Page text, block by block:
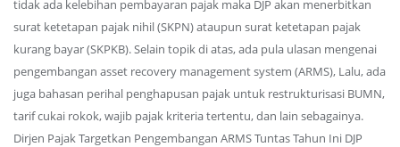
tidak ada kelebihan pembayaran pajak maka DJP akan menerbitkan
surat ketetapan pajak nihil (SKPN) ataupun surat ketetapan pajak
kurang bayar (SKPKB). Selain topik di atas, ada pula ulasan mengenai
pengembangan asset recovery management system (ARMS), Lalu, ada
juga bahasan perihal penghapusan pajak untuk restrukturisasi BUMN,
tarif cukai rokok, wajib pajak kriteria tertentu, dan lain sebagainya.
Dirjen Pajak Targetkan Pengembangan ARMS Tuntas Tahun Ini DJP